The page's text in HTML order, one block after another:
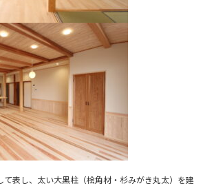
て表し、太い大黒柱（桧角材・杉みがき丸太）を建